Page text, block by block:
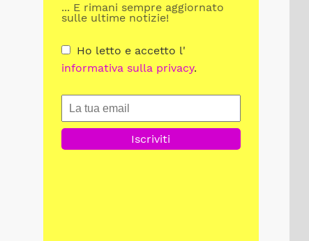
... E rimani sempre aggiornato
sulle ultime notizie!
Ho letto e accetto l'
informativa sulla privacy.